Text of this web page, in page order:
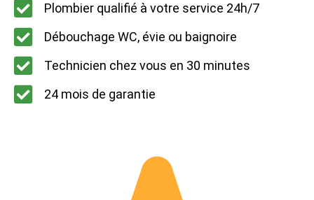
Plombier qualifié à votre service 24h/7
Débouchage WC, évie ou baignoire
Technicien chez vous en 30 minutes
24 mois de garantie